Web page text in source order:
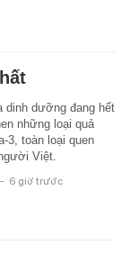
dinh dưỡng đang hết
những loại quả
3, toàn loại quen
Việt.
- 6 giờ trước